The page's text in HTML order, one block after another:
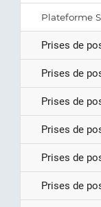
Plateforme
Prises de
Prises de
Prises de
Prises de
Prises de
Prises de